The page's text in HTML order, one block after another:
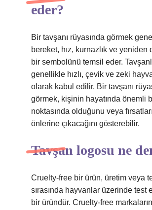
eder?
Bir tavşanı rüyasında görmek
bereket, hız, kurnazlık ve yeniden
bir sembolünü temsil eder.
genellikle hızlı, çevik ve zeki
olarak kabul edilir. Bir tavşanı
görmek, kişinin hayatında önemli
noktasında olduğunu veya
önlerine çıkacağını gösterebilir.
Tavşan logosu ne
Cruelty-free bir ürün, üretim veya
sırasında hayvanlar üzerinde test
bir üründür. Cruelty-free